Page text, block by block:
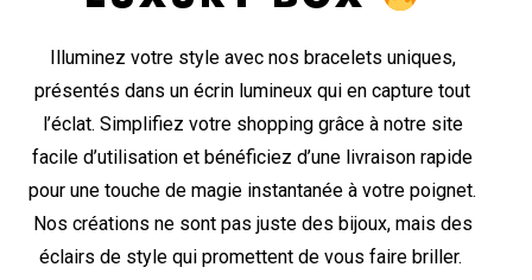
Illuminez votre style avec nos bracelets uniques,
présentés dans un écrin lumineux qui en capture tout
l’éclat. Simplifiez votre shopping grâce à notre site
facile d’utilisation et bénéficiez d’une livraison rapide
pour une touche de magie instantanée à votre poignet.
Nos créations ne sont pas juste des bijoux, mais des
éclairs de style qui promettent de vous faire briller.